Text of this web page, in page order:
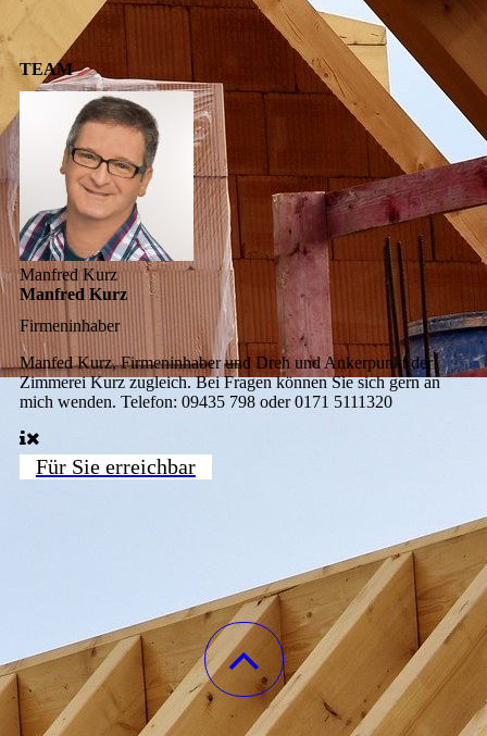
TEAM
Manfred Kurz
Manfred Kurz
Firmeninhaber
Manfed Kurz, Firmeninhaber und Dreh und Ankerpunkt der
Zimmerei Kurz zugleich. Bei Fragen können Sie sich gern an
mich wenden. Telefon: 09435 798 oder 0171 5111320
Für Sie erreichbar